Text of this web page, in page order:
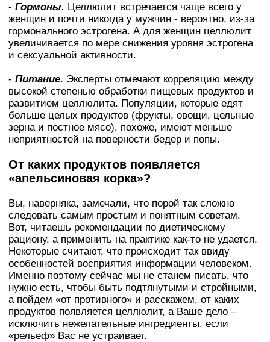
- Гормоны. Целлюлит встречается чаще всего у
женщин и почти никогда у мужчин - вероятно, из-за
гормонального эстрогена. А для женщин целлюлит
увеличивается по мере снижения уровня эстрогена
и сексуальной активности.
- Питание. Эксперты отмечают корреляцию между
высокой степенью обработки пищевых продуктов и
развитием целлюлита. Популяции, которые едят
больше целых продуктов (фрукты, овощи, цельные
зерна и постное мясо), похоже, имеют меньше
неприятностей на поверности бедер и попы.
От каких продуктов появляется
«апельсиновая корка»?
Вы, наверняка, замечали, что порой так сложно
следовать самым простым и понятным советам.
Вот, читаешь рекомендации по диетическому
рациону, а применить на практике как-то не удается.
Некоторые считают, что происходит так ввиду
особенностей восприятия информации человеком.
Именно поэтому сейчас мы не станем писать, что
нужно есть, чтобы быть подтянутыми и стройными,
а пойдем «от противного» и расскажем, от каких
продуктов появляется целлюлит, а Ваше дело –
исключить нежелательные ингредиенты, если
«рельеф» Вас не устраивает.